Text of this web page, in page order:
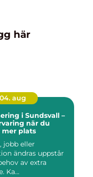
här
04. aug
i Sundsvall –
när du
mer plats
jobb eller
ändras uppstår
av extra
Ka...